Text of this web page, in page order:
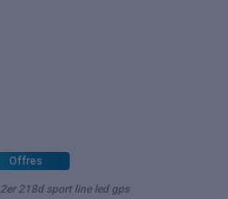
Offres
2er 218d sport line led gps